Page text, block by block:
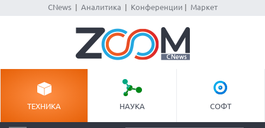
CNews| Аналитика Конференции Маркет
ТЕХНИКА НАУКА СОФТ